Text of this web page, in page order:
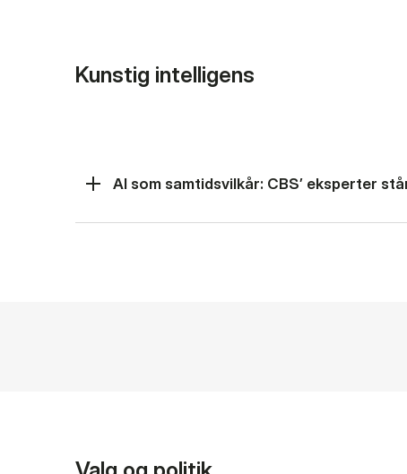
Kunstig intelligens
AI som samtidsvilkår: CBS’ eksperter